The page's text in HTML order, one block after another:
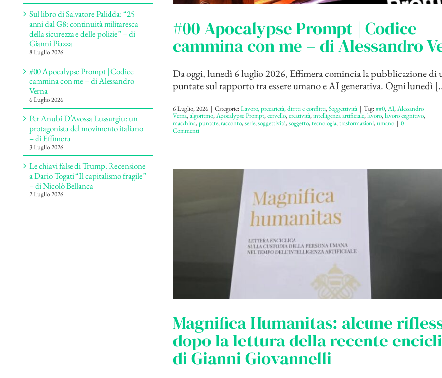
#00 Apocalypse Prompt | Codice
cammina con me – di Alessandro
Da oggi, lunedì 6 luglio 2026, Effimera comincia la pubblicazione di
puntate sul rapporto tra essere umano e AI generativa. Ogni lunedì
6 Luglio, 2026 | Categorie:Lavoro, precarietà, diritti e conflitti,Soggettività | Tag:##0,AI,Alessandro
Verna,algoritmo,Apocalypse Prompt,cervello,creatività,intelligenza artificiale,lavoro,lavoro cognitivo,
macchina,puntate,racconto,serie,soggettività,soggetto,tecnologia,trasformazioni,umano | 0
Commenti
Magnifica Humanitas: alcune
dopo la lettura della recente
di Gianni Giovannelli
Sul libro di Salvatore Palidda: “25
anni dal G8: continuità militaresca
della sicurezza e delle polizie” – di
Gianni Piazza
8 Luglio 2026
#00 Apocalypse Prompt | Codice
cammina con me – di Alessandro
Verna
6 Luglio 2026
Per Anubi D’Avossa Lussurgiu: un
protagonista del movimento italiano
– di Effimera
3 Luglio 2026
Le chiavi false di Trump. Recensione
a Dario Togati “Il capitalismo fragile”
– di Nicolò Bellanca
2 Luglio 2026